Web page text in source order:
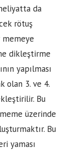
da
rötuş
dikleştirme
yapılması
olan 3. ve 4.
Bu
üzerinde
Bu
yaması